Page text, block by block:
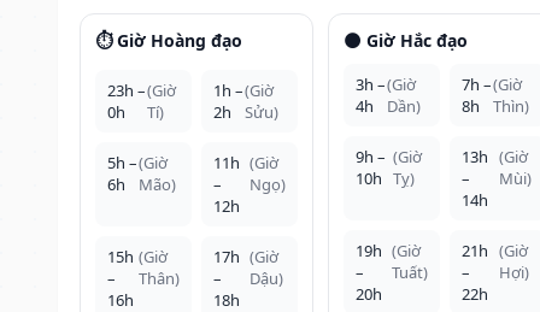
⏱️ Giờ Hoàng đạo
23h –
0h
(Giờ
Tí)
1h –
2h
(Giờ
Sửu)
5h –
6h
(Giờ
Mão)
11h
–
12h
(Giờ
Ngọ)
15h
–
16h
(Giờ
Thân)
17h
–
18h
(Giờ
Dậu)
🌑 Giờ Hắc đạo
3h –
4h
(Giờ
Dần)
7h –
8h
(Giờ
Thìn)
9h –
10h
(Giờ
Tỵ)
13h
–
14h
(Giờ
Mùi)
19h
–
20h
(Giờ
Tuất)
21h
–
22h
(Giờ
Hợi)